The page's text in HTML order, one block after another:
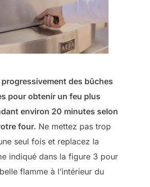
des bûches
pour obtenir un feu plus
environ 20 minutes selon
four. Ne mettez pas trop
seul fois et replacez la
indiqué dans la figure 3 pour
flamme à l’intérieur du